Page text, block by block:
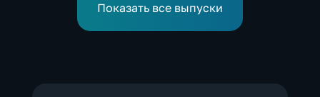
Показать все выпуски